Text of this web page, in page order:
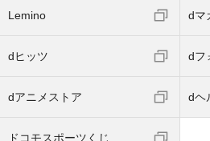
Lemino dマ
dヒッツ dフ
dアニメストア dヘ
ドコモスポーツくじ